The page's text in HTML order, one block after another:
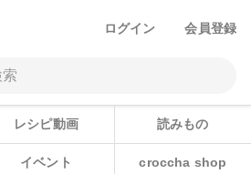
ログイン 会員登録
レシピ動画 読みもの
イベント croccha shop